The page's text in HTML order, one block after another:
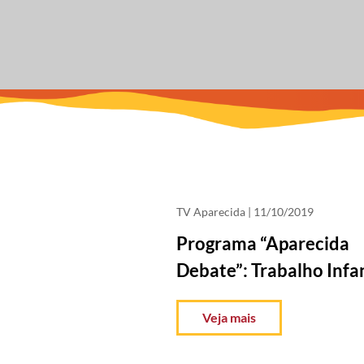
TV Aparecida | 11/10/2019
Programa “Aparecida
Debate”: Trabalho
Veja mais